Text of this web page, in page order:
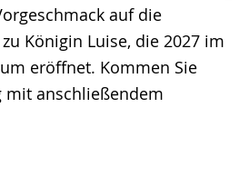
auf die
Königin Luise, die 2027 im
eröffnet. Kommen Sie
mit anschließendem